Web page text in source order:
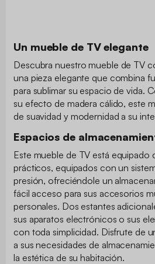
Un mueble de TV elegante
Descubra nuestro mueble de TV
una pieza elegante que combina
para sublimar su espacio de vida.
su efecto de madera cálido, este
de suavidad y modernidad a su
Espacios de
Este mueble de TV está equipado
prácticos, equipados con un
presión, ofreciéndole un
fácil acceso para sus accesorios
personales. Dos estantes
sus aparatos electrónicos o sus
con toda simplicidad. Disfrute de
a sus necesidades de
la estética de su habitación.